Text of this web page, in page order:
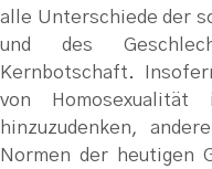
alle Unterschiede der
und des
Kernbotschaft.
von
hinzuzudenken,
Normen der heutigen